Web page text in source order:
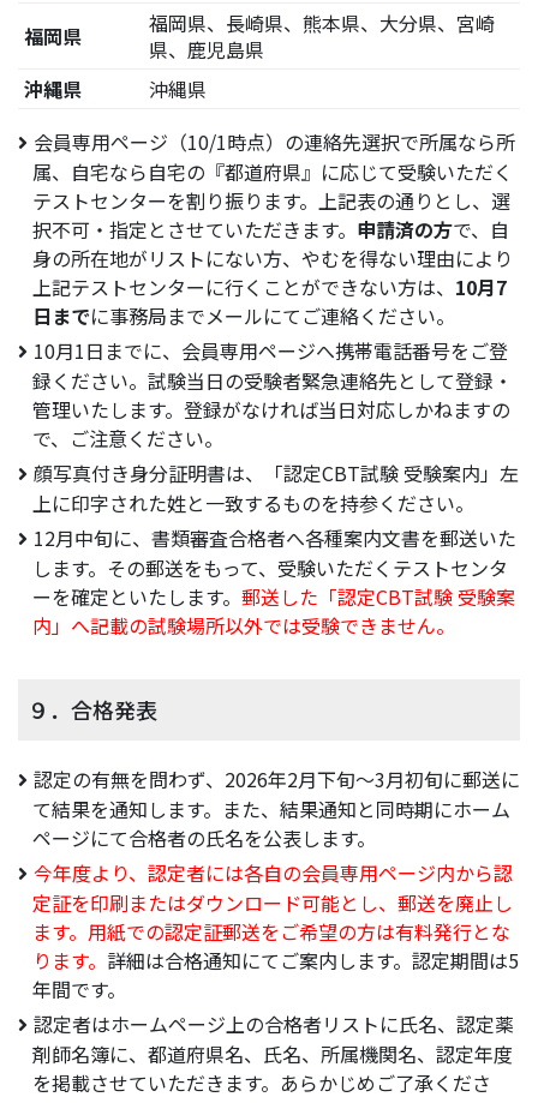
福岡県
福岡県、長崎県、熊本県、大分県、宮崎
県、鹿児島県
沖縄県
沖縄県
会員専用ページ（10/1時点）の連絡先選択で所属なら所
属、自宅なら自宅の『都道府県』に応じて受験いただく
テストセンターを割り振ります。上記表の通りとし、選
択不可・指定とさせていただきます。 申請済の方で、自
身の所在地がリストにない方、やむを得ない理由により
上記テストセンターに行くことができない方は、 10月7
日までに事務局までメールにてご連絡ください。
10月1日までに、会員専用ページへ携帯電話番号をご登
録ください。試験当日の受験者緊急連絡先として登録・
管理いたします。登録がなければ当日対応しかねますの
で、ご注意ください。
顔写真付き身分証明書は、「認定CBT試験 受験案内」左
上に印字された姓と一致するものを持参ください。
12月中旬に、書類審査合格者へ各種案内文書を郵送いた
します。その郵送をもって、受験いただくテストセンタ
ーを確定といたします。 郵送した「認定CBT試験 受験案
内」へ記載の試験場所以外では受験できません。
９．合格発表
認定の有無を問わず、2026年2月下旬～3月初旬に郵送に
て結果を通知します。また、結果通知と同時期にホーム
ページにて合格者の氏名を公表します。
今年度より、認定者には各自の会員専用ページ内から認
定証を印刷またはダウンロード可能とし、郵送を廃止し
ます。用紙での認定証郵送をご希望の方は有料発行とな
ります。 詳細は合格通知にてご案内します。認定期間は5
年間です。
認定者はホームページ上の合格者リストに氏名、認定薬
剤師名簿に、都道府県名、氏名、所属機関名、認定年度
を掲載させていただきます。あらかじめご了承くださ